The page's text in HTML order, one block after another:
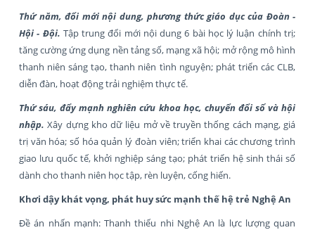
Thứ năm, đổi mới nội dung, phương thức giáo dục của Đoàn -
Hội - Đội. Tập trung đổi mới nội dung 6 bài học lý luận chính trị;
tăng cường ứng dụng nền tảng số, mạng xã hội; mở rộng mô hình
thanh niên sáng tạo, thanh niên tình nguyện; phát triển các CLB,
diễn đàn, hoạt động trải nghiệm thực tế.
Thứ sáu, đẩy mạnh nghiên cứu khoa học, chuyển đổi số và hội
nhập.Xây dựng kho dữ liệu mở về truyền thống cách mạng, giá
trị văn hóa; số hóa quản lý đoàn viên; triển khai các chương trình
giao lưu quốc tế, khởi nghiệp sáng tạo; phát triển hệ sinh thái số
dành cho thanh niên học tập, rèn luyện, cống hiến.
Khơi dậy khát vọng, phát huy sức mạnh thế hệ trẻ Nghệ An
Đề án nhấn mạnh: Thanh thiếu nhi Nghệ An là lực lượng quan